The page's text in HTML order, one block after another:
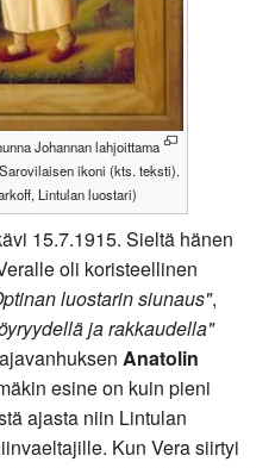
Johannan lahjoittama
ikoni (kts. teksti).
Lintulan luostari)
15.7.1915. Sieltä hänen
oli koristeellinen
luostarin siunaus",
ja rakkaudella"
Anatolin
esine on kuin pieni
ajasta niin Lintulan
Kun Vera siirtyi